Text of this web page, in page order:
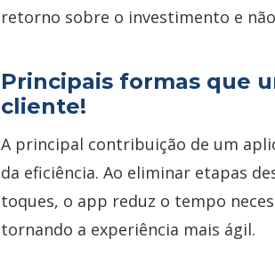
retorno sobre o investimento e
Principais formas que
cliente!
A principal contribuição de um
da eficiência. Ao eliminar etapas
toques, o app reduz o tempo
tornando a experiência mais ágil.